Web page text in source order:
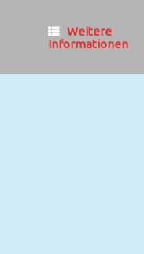
Weitere
Informationen